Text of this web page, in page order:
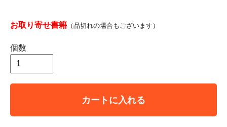
お取り寄せ書籍 （品切れの場合もございます）
個数
カートに入れる